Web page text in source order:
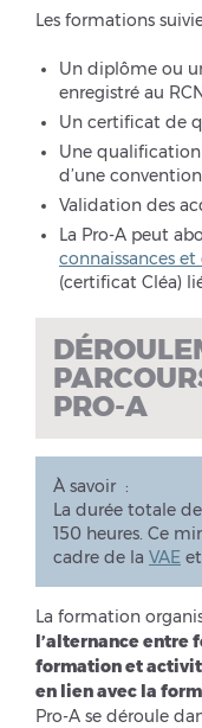
Les formations
Un diplôme ou
enregistré au
Un certificat de
Une
d’une
Validation des
La Pro-A peut
connaissances
(certificat Cléa)
PRO-A
À savoir :
La durée totale
150 heures. Ce
cadre de la VAE
La formation
l’alternance entre
formation et
en lien avec la
Pro-A se déroule